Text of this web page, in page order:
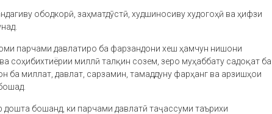
ободкорӣ, заҳматдӯстӣ, худшиносиву худогоҳӣ ва ҳифзи
парчами давлатиро ба фарзандони хеш ҳамчун нишони
соҳибихтиёрии миллӣ талқин созем, зеро муҳаббату садоқат ба
ба миллат, давлат, сарзамин, тамаддуну фарҳанг ва арзишҳои
бошанд, ки парчами давлатӣ таҷассуми таърихи